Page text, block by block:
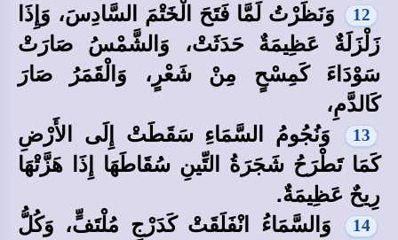
12
وَنَظَرْتُ لَمَّا فَتَحَ الْخَتْمَ السَّادِسَ، وَإِذَا
زَلْزَلَةٌ عَظِيمَةٌ حَدَثَتْ، وَالشَّمْسُ صَارَتْ
سَوْدَاءَ كَمِسْحٍ مِنْ شَعْرٍ، وَالْقَمَرُ صَارَ
كَالدَّمِ،
13
وَنُجُومُ السَّمَاءِ سَقَطَتْ إِلَى الأَرْضِ
كَمَا تَطْرَحُ شَجَرَةُ التِّينِ سُقَاطَهَا إِذَا هَزَّتْهَا
رِيحٌ عَظِيمَةٌ.
14
وَالسَّمَاءُ انْفَلَقَتْ كَدَرْجٍ مُلْتَفٍّ، وَكُلُّ